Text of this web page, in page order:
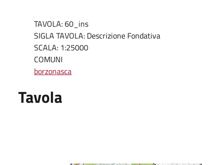
TAVOLA: 60_ins
SIGLA TAVOLA: Descrizione Fondativa
SCALA: 1:25000
COMUNI
borzonasca
Tavola